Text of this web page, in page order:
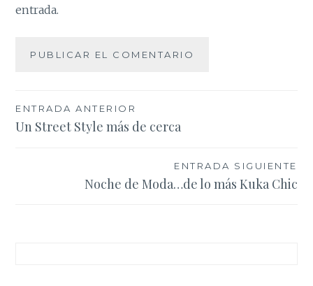
entrada.
Navegación
de
ENTRADA ANTERIOR
Un Street Style más de cerca
ENTRADA SIGUIENTE
Noche de Moda…de lo más Kuka Chic